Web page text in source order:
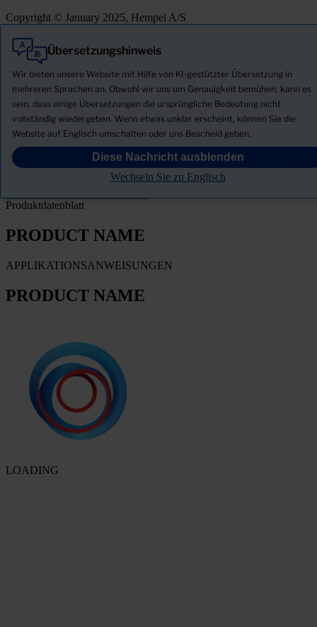
Copyright © January 2025, Hempel A/S
Übersetzungshinweis
Wir bieten unsere Website mit Hilfe von KI-gestützter Übersetzung in
mehreren Sprachen an. Obwohl wir uns um Genauigkeit bemühen, kann es
sein, dass einige Übersetzungen die ursprüngliche Bedeutung nicht
vollständig wiedergeben. Wenn etwas unklar erscheint, können Sie die
Website auf Englisch umschalten oder uns Bescheid geben.
Diese Nachricht ausblenden
Wechseln Sie zu Englisch
Alle
Produkte
Sicherheitsdatenblatt herunterladen
PRODUCT NAME
FILTER
Produktdatenblatt
PRODUCT NAME
APPLIKATIONSANWEISUNGEN
PRODUCT NAME
LOADING